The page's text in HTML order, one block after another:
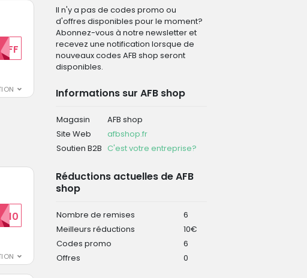
Il n'y a pas de codes promo ou
d'offres disponibles pour le moment?
Abonnez-vous à notre newsletter et
recevez une notification lorsque de
nouveaux codes AFB shop seront
disponibles.
Informations sur AFB shop
Magasin
AFB shop
Site Web
afbshop.fr
Soutien B2B C'est votre entreprise?
Réductions actuelles de AFB
shop
Nombre de remises
6
Meilleurs réductions
10€
Codes promo
6
Offres
0